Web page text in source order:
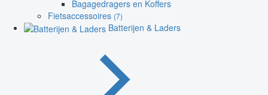
Bagagedragers en Koffers
Fietsaccessoires (7)
Batterijen & Laders